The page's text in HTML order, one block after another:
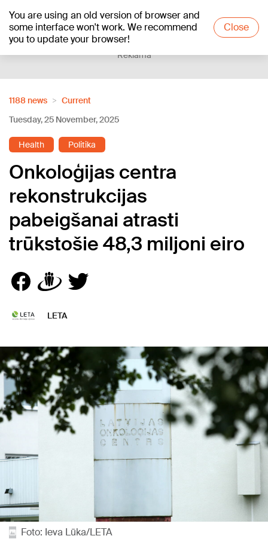
You are using an old version of browser and
some interface won't work. We recommend
you to update your browser!
Close
+21°C
Reklāma
1188 news
Current
Tuesday, 25 November, 2025
Health Politika
Onkoloģijas centra
rekonstrukcijas
pabeigšanai atrasti
trūkstošie 48,3 miljoni eiro
LETA
Foto: Ieva Lūka/LETA